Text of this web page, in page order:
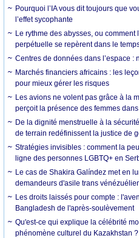
Pourquoi l’IA vous dit toujours que
l’effet sycophante
Le rythme des abysses, ou
perpétuelle se repèrent dans le
Centres de données dans l’espace :
Marchés financiers africains : les
pour mieux gérer les risques
Les avions ne volent pas grâce à la
perçoit la présence des femmes
De la dignité menstruelle à la
de terrain redéfinissent la justice de
Stratégies invisibles : comment la
ligne des personnes LGBTQ+ en
Le cas de Shakira Galíndez met en
demandeurs d'asile trans
Les droits laissés pour compte :
Bangladesh de l'après-soulèvement
Qu'est-ce qui explique la célébrité
phénomène culturel du Kazakhstan ?